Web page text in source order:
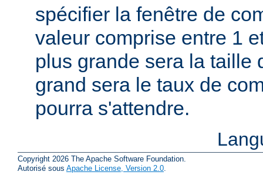
spécifier la fenêtre de
valeur comprise entre 1
plus grande sera la taille
grand sera le taux de
pourra s'attendre.
Copyright 2026 The Apache Software Foundation.
Autorisé sous Apache License, Version 2.0.